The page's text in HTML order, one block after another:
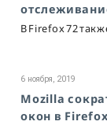
В Firefox 72
6 ноября, 2019
Mozilla
окон в Firefox